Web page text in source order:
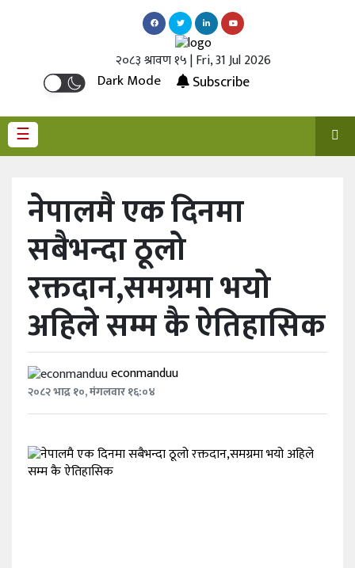
२०८३ श्रावण १५ | Fri, 31 Jul 2026
Dark Mode Subscribe
☰
शेयर
बजार
वित्त
बीमा
विविध
पूर्वाधार
विचार
नेपालमै एक दिनमा
सबैभन्दा ठूलो
रक्तदान,समग्रमा भयो
अहिले सम्म कै ऐतिहासिक
econmanduu
२०८२ भाद्र १०, मंगलवार १६:०४